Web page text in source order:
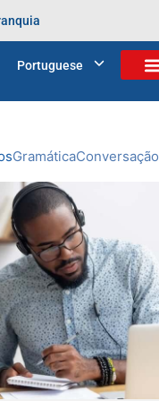
Portuguese
Home > Arquivos para
GramáticaConversação